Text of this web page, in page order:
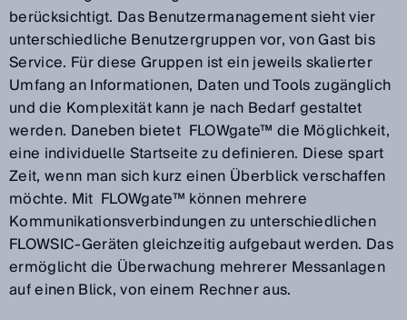
berücksichtigt. Das Benutzermanagement sieht vier
unterschiedliche Benutzergruppen vor, von Gast bis
Service. Für diese Gruppen ist ein jeweils skalierter
Umfang an Informationen, Daten und Tools zugänglich
und die Komplexität kann je nach Bedarf gestaltet
werden. Daneben bietet FLOWgate™ die Möglichkeit,
eine individuelle Startseite zu definieren. Diese spart
Zeit, wenn man sich kurz einen Überblick verschaffen
möchte. Mit FLOWgate™ können mehrere
Kommunikationsverbindungen zu unterschiedlichen
FLOWSIC-Geräten gleichzeitig aufgebaut werden. Das
ermöglicht die Überwachung mehrerer Messanlagen
auf einen Blick, von einem Rechner aus.